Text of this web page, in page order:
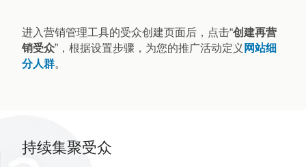
进入营销管理工具的受众创建页面后，点击“创建再营
销受众”，根据设置步骤，为您的推广活动定义 网站细
分人群。
持续集聚受众